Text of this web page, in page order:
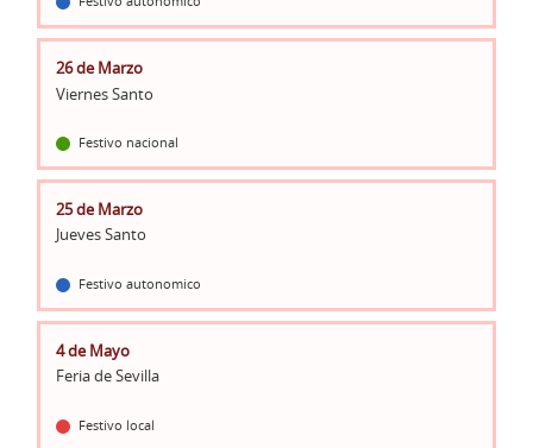
26 de Marzo
Viernes Santo
Festivo nacional
25 de Marzo
Jueves Santo
Festivo autonomico
4 de Mayo
Feria de Sevilla
Festivo local